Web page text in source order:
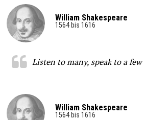
William Shakespeare
1564 bis 1616
Listen to many, speak to a few
William Shakespeare
1564 bis 1616